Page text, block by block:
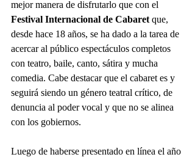
mejor manera de disfrutarlo que con el
Festival Internacional de Cabaret que,
desde hace 18 años, se ha dado a la tarea de
acercar al público espectáculos completos
con teatro, baile, canto, sátira y mucha
comedia. Cabe destacar que el cabaret es y
seguirá siendo un género teatral crítico, de
denuncia al poder vocal y que no se alinea
con los gobiernos.
Luego de haberse presentado en línea el año